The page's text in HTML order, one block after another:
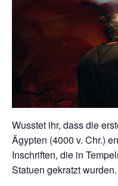
Wusstet ihr, dass die
Ägypten (4000 v. Chr.)
Inschriften, die in
Statuen gekratzt wurden.